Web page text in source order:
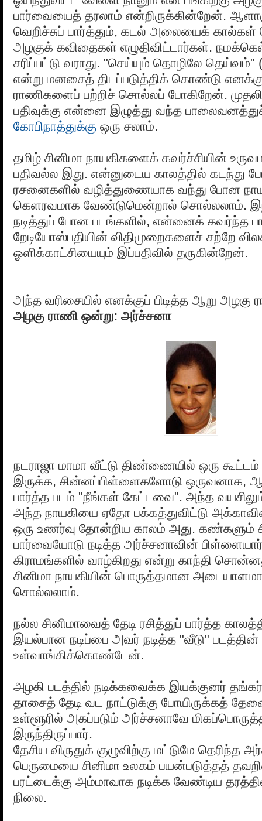
பார்வையைத் தரலாம் என்றிருக்கின்றேன்.
வெறிச்சுப் பார்த்தும், கடல் அலையைக் கால்கள்
அழகுக் கவிதைகள் எழுதிவிட்டார்கள்.
சரிப்பட்டு வராது. "செய்யும் தொழிலே தெய்வம்" (
என்று மனசைத் திடப்படுத்திக் கொண்டு
ராணிகளைப் பற்றிச் சொல்லப் போகிறேன்.
பதிவுக்கு என்னை இழுத்து வந்த
கோபிநாத்துக்கு ஒரு சலாம்.
தமிழ் சினிமா நாயகிகளைக் கவர்ச்சியின்
பதிவல்ல இது. என்னுடைய காலத்தில் கடந்து
ரசனைகளில் வழித்துணையாக வந்து போன
கெளரவமாக வேண்டுமென்றால் சொல்லலாம்.
நடித்துப் போன படங்களில், என்னைக் கவர்ந்த
றேடியோஸ்பதியின் விதிமுறைகளைச் சற்றே
ஓளிக்காட்சியையும் இப்பதிவில் தருகின்றேன்.
அந்த வரிசையில் எனக்குப் பிடித்த ஆறு
அழகு ராணி ஒன்று: அர்ச்சனா
நடராஜா மாமா வீட்டு திண்ணையில் ஒரு
இருக்க, சின்னப்பிள்ளைகளோடு ஒருவனாக,
பார்த்த படம் "நீங்கள் கேட்டவை". அந்த
அந்த நாயகியை ஏதோ பக்கத்துவிட்டு
ஒரு உணர்வு தோன்றிய காலம் அது. கண்களும்
பார்வையோடு நடித்த அர்ச்சனாவின் பிள்ளையார்
கிராமங்களில் வாழ்கிறது என்று காந்தி
சினிமா நாயகியின் பொருத்தமான
சொல்லலாம்.
நல்ல சினிமாவைத் தேடி ரசித்துப் பார்த்த
இயல்பான நடிப்பை அவர் நடித்த "வீடு" படத்தின்
உள்வாங்கிக்கொண்டேன்.
அழகி படத்தில் நடிக்கவைக்க இயக்குனர்
தாசைத் தேடி வட நாட்டுக்கு போயிருக்கத்
உள்ளூரில் அகப்படும் அர்ச்சனாவே
இருந்திருப்பார்.
தேசிய விருதுக் குழுவிற்கு மட்டுமே தெரிந்த
பெருமையை சினிமா உலகம் பயன்படுத்தத்
பரட்டைக்கு அம்மாவாக நடிக்க வேண்டிய
நிலை.